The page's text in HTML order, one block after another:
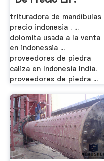
trituradora de mandíbulas
precio indonesia . ...
dolomita usada a la venta
en indonessia ...
proveedores de piedra
caliza en Indonesia India.
proveedores de piedra ...